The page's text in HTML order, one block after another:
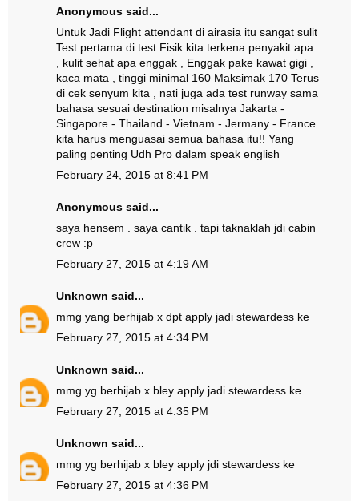
Anonymous said...
Untuk Jadi Flight attendant di airasia itu sangat sulit
Test pertama di test Fisik kita terkena penyakit apa
, kulit sehat apa enggak , Enggak pake kawat gigi ,
kaca mata , tinggi minimal 160 Maksimak 170 Terus
di cek senyum kita , nati juga ada test runway sama
bahasa sesuai destination misalnya Jakarta -
Singapore - Thailand - Vietnam - Jermany - France
kita harus menguasai semua bahasa itu!! Yang
paling penting Udh Pro dalam speak english
February 24, 2015 at 8:41 PM
Anonymous said...
saya hensem . saya cantik . tapi taknaklah jdi cabin
crew :p
February 27, 2015 at 4:19 AM
Unknown said...
mmg yang berhijab x dpt apply jadi stewardess ke
February 27, 2015 at 4:34 PM
Unknown said...
mmg yg berhijab x bley apply jadi stewardess ke
February 27, 2015 at 4:35 PM
Unknown said...
mmg yg berhijab x bley apply jdi stewardess ke
February 27, 2015 at 4:36 PM